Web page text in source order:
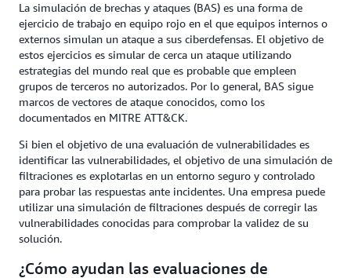
La simulación de brechas y ataques (BAS) es una forma de
ejercicio de trabajo en equipo rojo en el que equipos internos o
externos simulan un ataque a sus ciberdefensas. El objetivo de
estos ejercicios es simular de cerca un ataque utilizando
estrategias del mundo real que es probable que empleen
grupos de terceros no autorizados. Por lo general, BAS sigue
marcos de vectores de ataque conocidos, como los
documentados en MITRE ATT&CK.
Si bien el objetivo de una evaluación de vulnerabilidades es
identificar las vulnerabilidades, el objetivo de una simulación de
filtraciones es explotarlas en un entorno seguro y controlado
para probar las respuestas ante incidentes. Una empresa puede
utilizar una simulación de filtraciones después de corregir las
vulnerabilidades conocidas para comprobar la validez de su
solución.
¿Cómo ayudan las evaluaciones de